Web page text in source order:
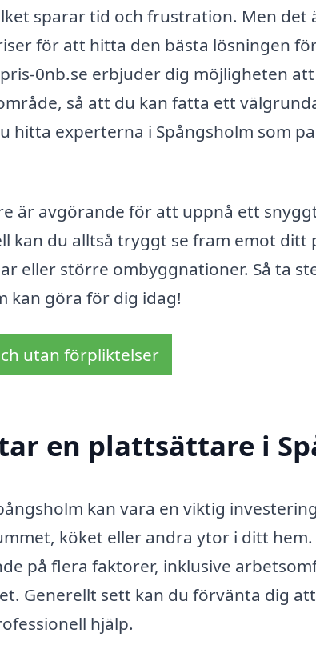
sparar tid och frustration. Men det
för att hitta den bästa lösningen
0nb.se erbjuder dig möjligheten
så att du kan fatta ett
hitta experterna i Spångsholm som
är avgörande för att uppnå ett
kan du alltså tryggt se fram emot
eller större ombyggnationer. Så ta
kan göra för dig idag!
utan förpliktelser
en plattsättare i
kan vara en viktig
köket eller andra ytor i ditt
på flera faktorer, inklusive
Generellt sett kan du förvänta dig
hjälp.